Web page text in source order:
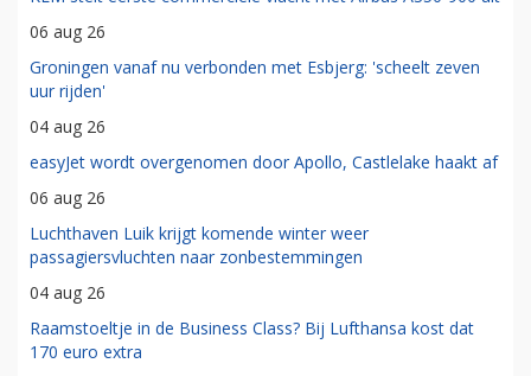
06 aug 26
Groningen vanaf nu verbonden met Esbjerg: 'scheelt zeven
uur rijden'
04 aug 26
easyJet wordt overgenomen door Apollo, Castlelake haakt af
06 aug 26
Luchthaven Luik krijgt komende winter weer
passagiersvluchten naar zonbestemmingen
04 aug 26
Raamstoeltje in de Business Class? Bij Lufthansa kost dat
170 euro extra